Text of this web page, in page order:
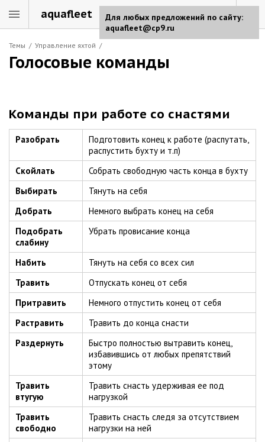
aquafleet
Темы / Управление яхтой /
Голосовые команды
Команды при работе со снастями
Разобрать
Подготовить конец к работе (распутать,
распустить бухту и т.п)
Скойлать
Собрать свободную часть конца в бухту
Выбирать
Тянуть на себя
Добрать
Немного выбрать конец на себя
Подобрать
слабину
Убрать провисание конца
Набить
Тянуть на себя со всех сил
Травить
Отпускать конец от себя
Притравить
Немного отпустить конец от себя
Растравить
Травить до конца снасти
Раздернуть
Быстро полностью вытравить конец,
избавившись от любых препятствий
этому
Травить
втугую
Травить снасть удерживая ее под
нагрузкой
Травить
свободно
Травить снасть следя за отсутствием
нагрузки на ней
Для любых предложений по сайту:
aquafleet@cp9.ru